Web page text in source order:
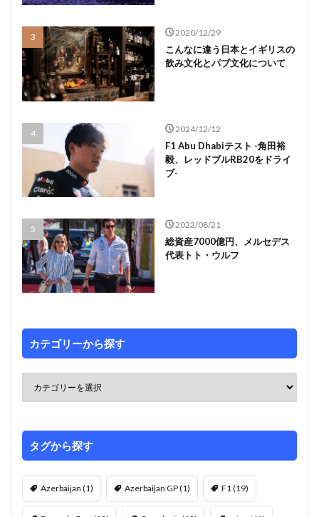
2020/12/29
こんなに違う日本とイギリスの
飲み文化とパブ文化について
2024/12/12
F1 Abu Dhabiテスト -角田裕
毅、レッドブルRB20をドライ
ブ-
2022/08/21
総資産7000億円、メルセデス
代表トト・ウルフ
カテゴリーから探す
タグから探す
Azerbaijan (1) Azerbaijan GP(1) F1(19)